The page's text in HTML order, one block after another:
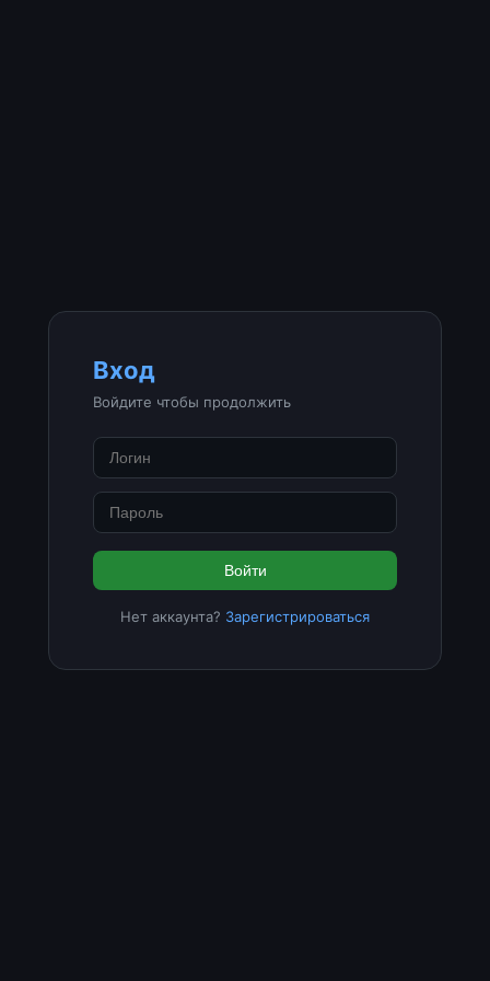
Вход
Войдите чтобы продолжить
Войти
Нет аккаунта? Зарегистрироваться